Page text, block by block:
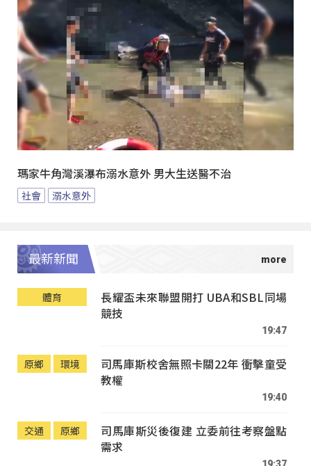
瑪家牛角灣溪瀑布溺水意外 男大生送醫不治
社會 溺水意外
最新新聞
體育
長耀盃未來聯盟開打 UBA和SBL同場
競技
19:47
原鄉 環境
司馬庫斯校舍無照卡關22年 衝擊童受
教權
19:40
交通 原鄉
司馬庫斯災後復建 立委前往考察盤點
需求